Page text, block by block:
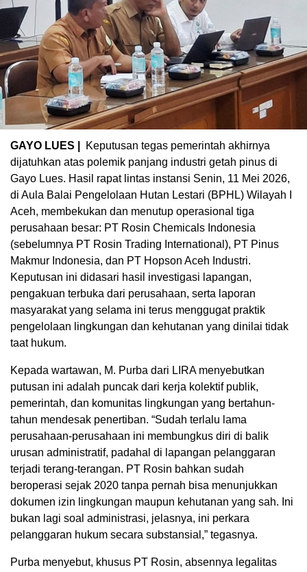
GAYO LUES |
Keputusan tegas pemerintah akhirnya
dijatuhkan atas polemik panjang industri getah pinus di
Gayo Lues. Hasil rapat lintas instansi Senin, 11 Mei 2026,
di Aula Balai Pengelolaan Hutan Lestari (BPHL) Wilayah I
Aceh, membekukan dan menutup operasional tiga
perusahaan besar: PT Rosin Chemicals Indonesia
(sebelumnya PT Rosin Trading International), PT Pinus
Makmur Indonesia, dan PT Hopson Aceh Industri.
Keputusan ini didasari hasil investigasi lapangan,
pengakuan terbuka dari perusahaan, serta laporan
masyarakat yang selama ini terus menggugat praktik
pengelolaan lingkungan dan kehutanan yang dinilai tidak
taat hukum.
Kepada wartawan, M. Purba dari LIRA menyebutkan
putusan ini adalah puncak dari kerja kolektif publik,
pemerintah, dan komunitas lingkungan yang bertahun-
tahun mendesak penertiban. “Sudah terlalu lama
perusahaan-perusahaan ini membungkus diri di balik
urusan administratif, padahal di lapangan pelanggaran
terjadi terang-terangan. PT Rosin bahkan sudah
beroperasi sejak 2020 tanpa pernah bisa menunjukkan
dokumen izin lingkungan maupun kehutanan yang sah. Ini
bukan lagi soal administrasi, jelasnya, ini perkara
pelanggaran hukum secara substansial,” tegasnya.
Purba menyebut, khusus PT Rosin, absennya legalitas